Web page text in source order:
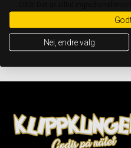
Nei, endre valg